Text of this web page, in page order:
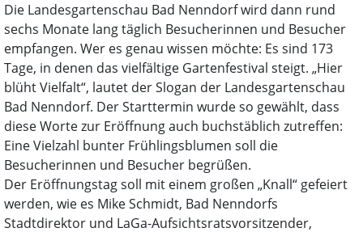
Die Landesgartenschau Bad Nenndorf wird dann rund
sechs Monate lang täglich Besucherinnen und Besucher
empfangen. Wer es genau wissen möchte: Es sind 173
Tage, in denen das vielfältige Gartenfestival steigt. „Hier
blüht Vielfalt“, lautet der Slogan der Landesgartenschau
Bad Nenndorf. Der Starttermin wurde so gewählt, dass
diese Worte zur Eröffnung auch buchstäblich zutreffen:
Eine Vielzahl bunter Frühlingsblumen soll die
Besucherinnen und Besucher begrüßen.
Der Eröffnungstag soll mit einem großen „Knall“ gefeiert
werden, wie es Mike Schmidt, Bad Nenndorfs
Stadtdirektor und LaGa-Aufsichtsratsvorsitzender,